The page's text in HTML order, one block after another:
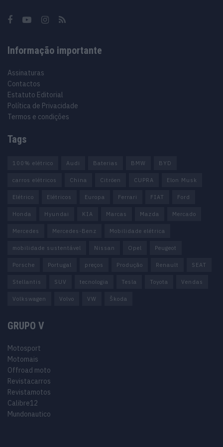
Informação importante
Assinaturas
Contactos
Estatuto Editorial
Política de Privacidade
Termos e condições
Tags
100% elétrico Audi Baterias BMW BYD
carros elétricos China Citröen CUPRA Elon Musk
Elétrico Elétricos Europa Ferrari FIAT Ford
Honda Hyundai KIA Marcas Mazda Mercado
Mercedes Mercedes-Benz Mobilidade elétrica
mobilidade sustentável Nissan Opel Peugeot
Porsche Portugal preços Produção Renault SEAT
Stellantis SUV tecnologia Tesla Toyota Vendas
Volkswagen Volvo VW Škoda
GRUPO V
Motosport
Motomais
Offroad moto
Revistacarros
Revistamotos
Calibre12
Mundonautico